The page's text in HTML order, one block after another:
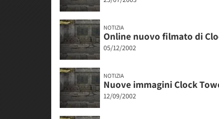
NOTIZIA
Online nuovo filmato di
05/12/2002
NOTIZIA
Nuove immagini Clock
12/09/2002